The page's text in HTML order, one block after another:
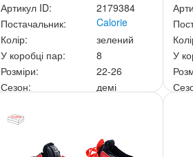
Артикул ID:
2179384
Постачальник:
Calorie
Колір:
зелений
У коробці пар:
8
Розміри:
22-26
Сезон:
демі
У